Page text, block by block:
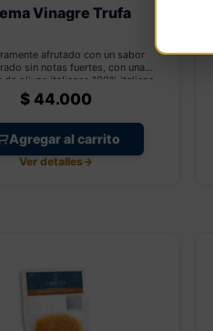
Vinagre Trufa
afrutado con un sabor
sin notas fuertes, con una
de olivas italianas 100% italiano
$ 44.000
Agregar al carrito
Ver detalles→